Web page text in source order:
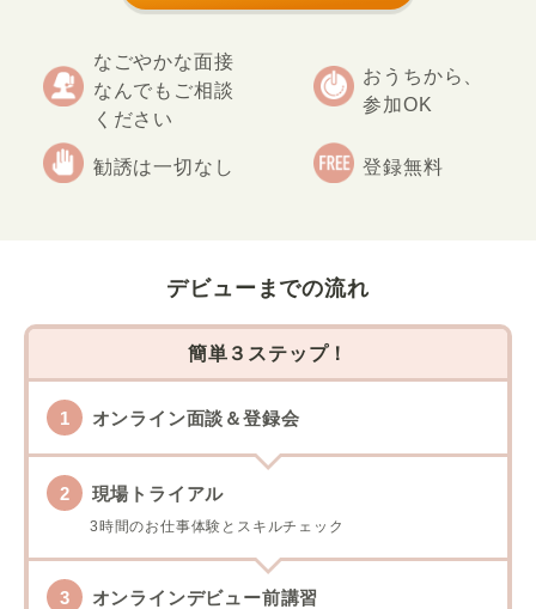
なごやかな面接
なんでもご相談
ください
おうちから、
参加OK
勧誘は一切なし 登録無料
デビューまでの流れ
簡単３ステップ！
オンライン面談＆登録会
現場トライアル
3時間のお仕事体験とスキルチェック
オンラインデビュー前講習